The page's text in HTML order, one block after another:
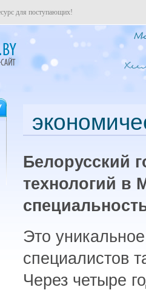
для поступающих!
Белорусский
технологий в
Это
специалистов
Через четыре